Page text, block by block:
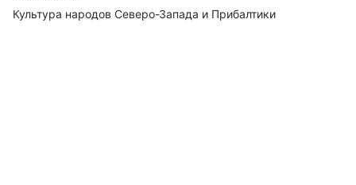
Культура народов Северо-Запада и Прибалтики